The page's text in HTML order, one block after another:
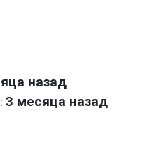
назад
3 месяца назад